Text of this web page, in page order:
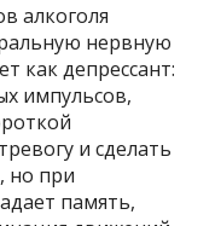
алкоголя
нервную
как депрессант:
импульсов,
и сделать
но при
память,